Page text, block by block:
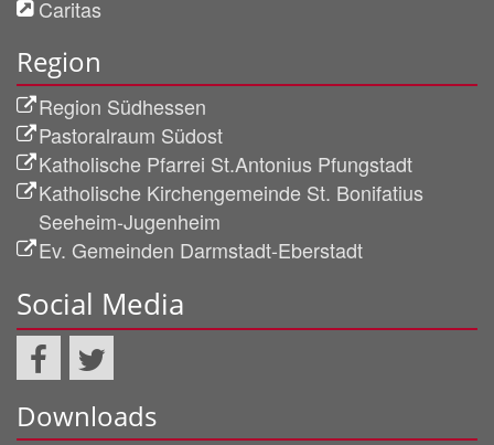
Caritas
Region
Region Südhessen
Pastoralraum Südost
Katholische Pfarrei St.Antonius Pfungstadt
Katholische Kirchengemeinde St. Bonifatius
Seeheim-Jugenheim
Ev. Gemeinden Darmstadt-Eberstadt
Social Media
Downloads